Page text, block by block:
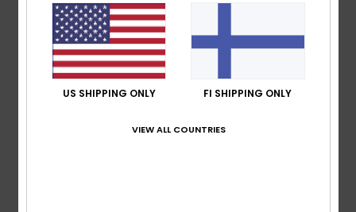
based on2 verified reviews
100% of our customers recommend this product
Comfort
5.0
Value for money
5.0
US SHIPPING ONLY FI SHIPPING ONLY
VIEW ALL COUNTRIES